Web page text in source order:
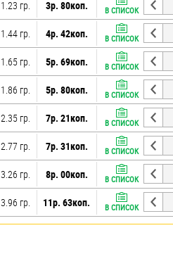
1.23 гр. 3р. 80коп. В СПИСОК
1.44 гр. 4р. 42коп. В СПИСОК
1.65 гр. 5р. 69коп. В СПИСОК
1.86 гр. 5р. 80коп. В СПИСОК
2.35 гр. 7р. 21коп. В СПИСОК
2.77 гр. 7р. 31коп. В СПИСОК
3.26 гр. 8р. 00коп. В СПИСОК
3.96 гр. 11р. 63коп. В СПИСОК